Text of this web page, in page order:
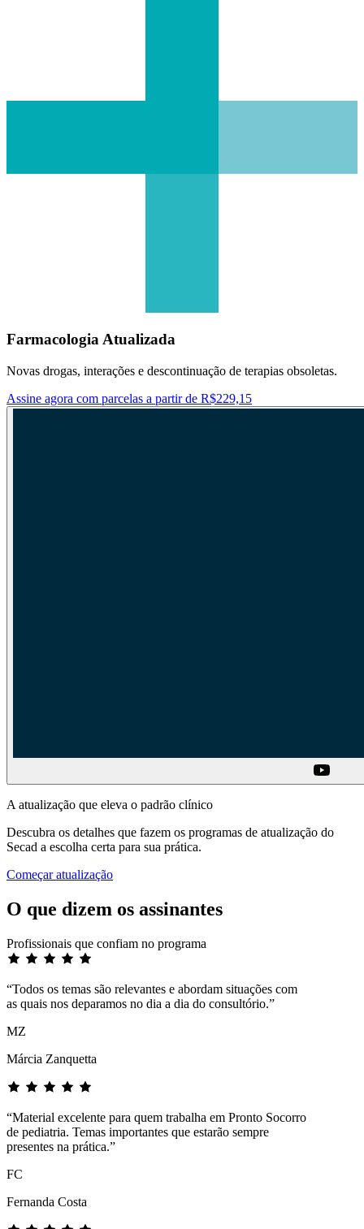
Farmacologia Atualizada
Novas drogas, interações e descontinuação de terapias obsoletas.
Assine agora com parcelas a partir de R$229,15
A atualização que eleva o padrão clínico
Descubra os detalhes que fazem os programas de atualização do
Secad a escolha certa para sua prática.
Começar atualização
O que dizem os assinantes
Profissionais que confiam no programa
“Todos os temas são relevantes e abordam situações com
as quais nos deparamos no dia a dia do consultório.”
MZ
Márcia Zanquetta
“Material excelente para quem trabalha em Pronto Socorro
de pediatria. Temas importantes que estarão sempre
presentes na prática.”
FC
Fernanda Costa